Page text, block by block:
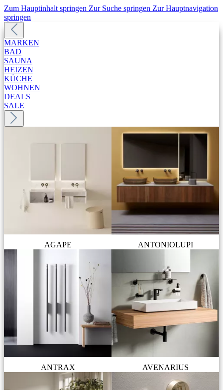
Zum Hauptinhalt springen Zur Suche springen Zur Hauptnavigation
springen
MARKEN
BAD
SAUNA
HEIZEN
KÜCHE
WOHNEN
DEALS
SALE
AGAPE ANTONIOLUPI
ANTRAX AVENARIUS